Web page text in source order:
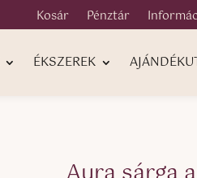
Kosár Pénztár
ÉKSZEREK